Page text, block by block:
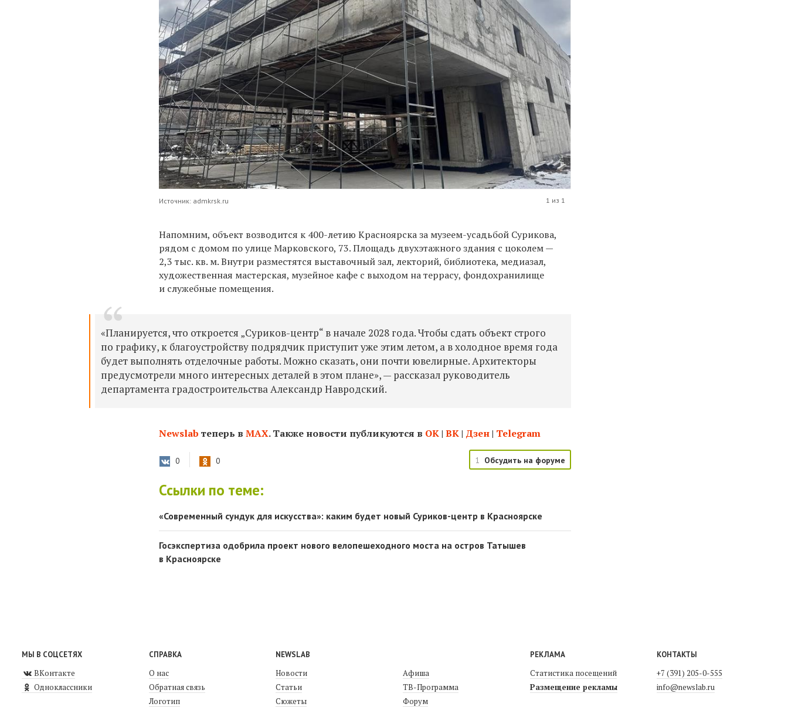
Источник: admkrsk.ru 1 из 1
Напомним, объект возводится к 400-летию Красноярска за музеем-усадьбой Сурикова,
рядом с домом по улице Марковского, 73.Площадь двухэтажного здания с цоколем —
2,3 тыс. кв. м. Внутри разместятся выставочный зал, лекторий, библиотека, медиазал,
художественная мастерская, музейное кафе с выходом на террасу, фондохранилище
и служебные помещения.
«Планируется, что откроется „Суриков-центр“ в начале 2028 года. Чтобы сдать объект строго
по графику, к благоустройству подрядчик приступит уже этим летом, а в холодное время года
будет выполнять отделочные работы. Можно сказать, они почти ювелирные. Архитекторы
предусмотрели много интересных деталей в этом плане», — рассказал руководитель
департамента градостроительства А​лександр Навродский.
Newslab теперь вМАХ. Также новости публикуются в ОК| ВК| Дзен| Telegram
0 0 1 Обсудить на форуме
Ссылки по теме:
«Современный сундук для искусства»: каким будет новый Суриков-центр в Красноярске
Госэкспертиза одобрила проект нового велопешеходного моста на остров Татышев
в Красноярске
МЫ В СОЦСЕТЯХ
ВКонтакте
Одноклассники
СПРАВКА
О нас
Обратная связь
Логотип
NEWSLAB
Новости
Статьи
Сюжеты
Афиша
ТВ-Программа
Форум
РЕКЛАМА
Статистика посещений
Размещение рекламы
КОНТАКТЫ
+7 (391) 205-0-555
info@newslab.ru